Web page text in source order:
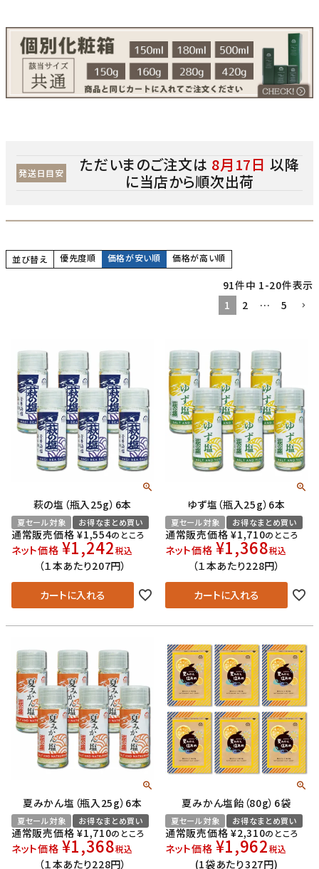
発送日目安 ただいまのご注文は 8月17日 以降
に当店から順次出荷
並び替え 優先度順 価格が安い順 価格が高い順
91件中 1-20件表示
1
2 … 5
萩の塩（瓶入25g）6本
夏セール対象 お得なまとめ買い
通常販売価格 ¥1,554のところ
ネット価格 ¥1,242税込
（１本あたり207円）
カートに入れる
ゆず塩（瓶入25g）6本
夏セール対象 お得なまとめ買い
通常販売価格 ¥1,710のところ
ネット価格 ¥1,368税込
（１本あたり228円）
カートに入れる
夏みかん塩（瓶入25g）6本
夏セール対象 お得なまとめ買い
通常販売価格 ¥1,710のところ
ネット価格 ¥1,368税込
（１本あたり228円）
夏みかん塩飴（80g）6袋
夏セール対象 お得なまとめ買い
通常販売価格 ¥2,310のところ
ネット価格 ¥1,962税込
(1袋あたり327円)